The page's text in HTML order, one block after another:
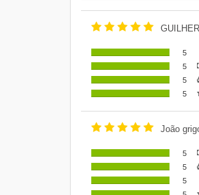
5
5
5
5
João
5
5
5